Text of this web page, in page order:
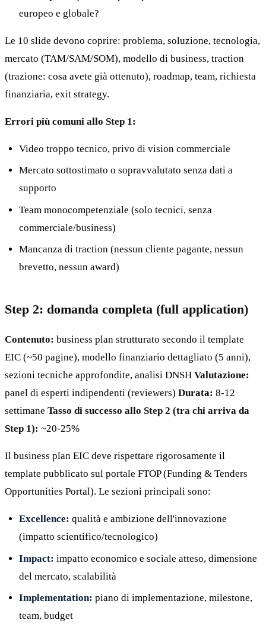
europeo e globale?
Le 10 slide devono coprire: problema, soluzione, tecnologia,
mercato (TAM/SAM/SOM), modello di business, traction
(trazione: cosa avete già ottenuto), roadmap, team, richiesta
finanziaria, exit strategy.
Errori più comuni allo Step 1:
Video troppo tecnico, privo di vision commerciale
Mercato sottostimato o sopravvalutato senza dati a
supporto
Team monocompetenziale (solo tecnici, senza
commerciale/business)
Mancanza di traction (nessun cliente pagante, nessun
brevetto, nessun award)
Step 2: domanda completa (full application)
Contenuto: business plan strutturato secondo il template
EIC (~50 pagine), modello finanziario dettagliato (5 anni),
sezioni tecniche approfondite, analisi DNSH Valutazione:
panel di esperti indipendenti (reviewers) Durata: 8-12
settimane Tasso di successo allo Step 2 (tra chi arriva da
Step 1): ~20-25%
Il business plan EIC deve rispettare rigorosamente il
template pubblicato sul portale FTOP (Funding & Tenders
Opportunities Portal). Le sezioni principali sono:
Excellence: qualità e ambizione dell'innovazione
(impatto scientifico/tecnologico)
Impact: impatto economico e sociale atteso, dimensione
del mercato, scalabilità
Implementation: piano di implementazione, milestone,
team, budget